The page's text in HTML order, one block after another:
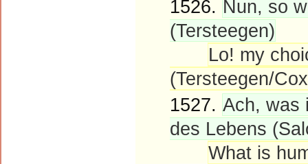
1526. Nun, so
(Tersteegen)
Lo! my
(Tersteegen/
1527. Ach, was
des Lebens
What is